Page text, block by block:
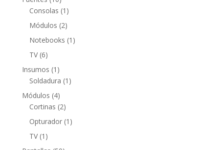
productos
Consolas 1 1
producto
Módulos 22
productos
Notebooks 1 1
TV 66
productos
Insumos 1 1
producto
Soldadura 1 1
Módulos 44
productos
Cortinas 22
productos
Opturador 1 1
TV 1 1
producto